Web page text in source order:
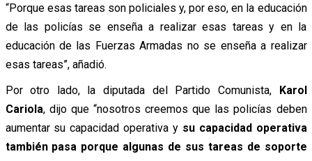
“Porque esas tareas son policiales y, por eso, en la educación
de las policías se enseña a realizar esas tareas y en la
educación de las Fuerzas Armadas no se enseña a realizar
esas tareas”, añadió.
Por otro lado, la diputada del Partido Comunista, Karol
Cariola, dijo que “nosotros creemos que las policías deben
aumentar su capacidad operativa ysu capacidad operativa
también pasa porque algunas de sus tareas de soporte